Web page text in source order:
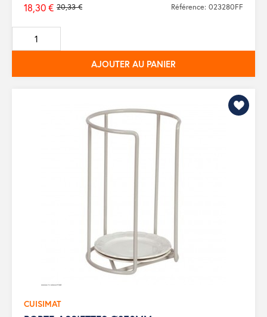
Prix
de
base
20,33 €
18,30 € Référence: 023280FF
AJOUTER AU PANIER
CUISIMAT